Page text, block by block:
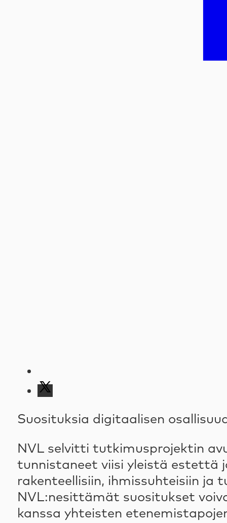
Suosituksia digitaalisen
NVL selvitti tutkimusprojektin
tunnistaneet viisi yleistä estettä
rakenteellisiin, ihmissuhteisiin ja
NVL:nesittämät suositukset
kanssa yhteisten